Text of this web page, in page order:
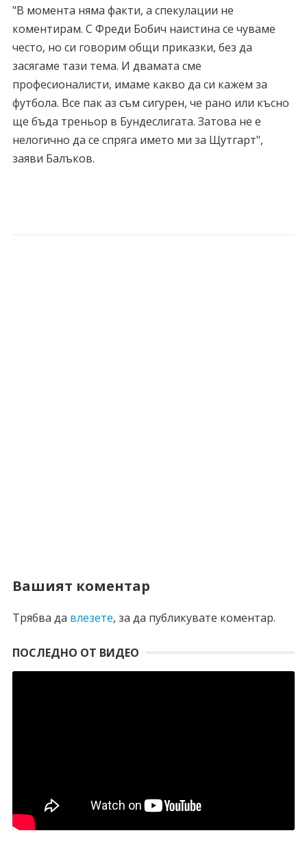
"В момента няма факти, а спекулации не
коментирам. С Фреди Бобич наистина се чуваме
често, но си говорим общи приказки, без да
засягаме тази тема. И двамата сме
професионалисти, имаме какво да си кажем за
футбола. Все пак аз съм сигурен, че рано или късно
ще бъда треньор в Бундеслигата. Затова не е
нелогично да се спряга името ми за Щутгарт",
заяви Балъков.
Вашият коментар
Трябва да влезете, за да публикувате коментар.
ПОСЛЕДНО ОТ ВИДЕО